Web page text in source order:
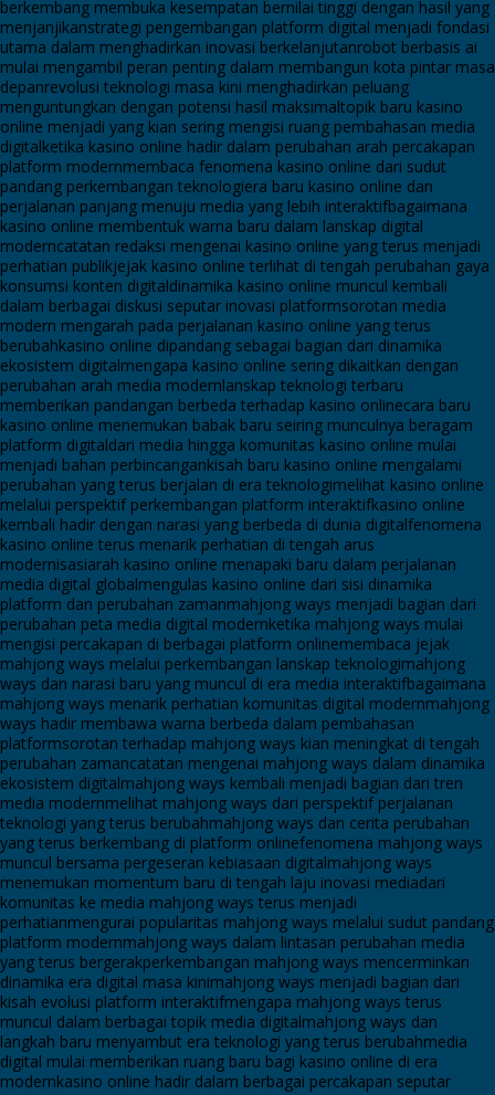
berkembang membuka kesempatan bernilai tinggi dengan hasil yang
menjanjikanstrategi pengembangan platform digital menjadi fondasi
utama dalam menghadirkan inovasi berkelanjutanrobot berbasis ai
mulai mengambil peran penting dalam membangun kota pintar masa
depanrevolusi teknologi masa kini menghadirkan peluang
menguntungkan dengan potensi hasil maksimaltopik baru kasino
online menjadi yang kian sering mengisi ruang pembahasan media
digitalketika kasino online hadir dalam perubahan arah percakapan
platform modernmembaca fenomena kasino online dari sudut
pandang perkembangan teknologiera baru kasino online dan
perjalanan panjang menuju media yang lebih interaktifbagaimana
kasino online membentuk warna baru dalam lanskap digital
moderncatatan redaksi mengenai kasino online yang terus menjadi
perhatian publikjejak kasino online terlihat di tengah perubahan gaya
konsumsi konten digitaldinamika kasino online muncul kembali
dalam berbagai diskusi seputar inovasi platformsorotan media
modern mengarah pada perjalanan kasino online yang terus
berubahkasino online dipandang sebagai bagian dari dinamika
ekosistem digitalmengapa kasino online sering dikaitkan dengan
perubahan arah media modernlanskap teknologi terbaru
memberikan pandangan berbeda terhadap kasino onlinecara baru
kasino online menemukan babak baru seiring munculnya beragam
platform digitaldari media hingga komunitas kasino online mulai
menjadi bahan perbincangankisah baru kasino online mengalami
perubahan yang terus berjalan di era teknologimelihat kasino online
melalui perspektif perkembangan platform interaktifkasino online
kembali hadir dengan narasi yang berbeda di dunia digitalfenomena
kasino online terus menarik perhatian di tengah arus
modernisasiarah kasino online menapaki baru dalam perjalanan
media digital globalmengulas kasino online dari sisi dinamika
platform dan perubahan zamanmahjong ways menjadi bagian dari
perubahan peta media digital modernketika mahjong ways mulai
mengisi percakapan di berbagai platform onlinemembaca jejak
mahjong ways melalui perkembangan lanskap teknologimahjong
ways dan narasi baru yang muncul di era media interaktifbagaimana
mahjong ways menarik perhatian komunitas digital modernmahjong
ways hadir membawa warna berbeda dalam pembahasan
platformsorotan terhadap mahjong ways kian meningkat di tengah
perubahan zamancatatan mengenai mahjong ways dalam dinamika
ekosistem digitalmahjong ways kembali menjadi bagian dari tren
media modernmelihat mahjong ways dari perspektif perjalanan
teknologi yang terus berubahmahjong ways dan cerita perubahan
yang terus berkembang di platform onlinefenomena mahjong ways
muncul bersama pergeseran kebiasaan digitalmahjong ways
menemukan momentum baru di tengah laju inovasi mediadari
komunitas ke media mahjong ways terus menjadi
perhatianmengurai popularitas mahjong ways melalui sudut pandang
platform modernmahjong ways dalam lintasan perubahan media
yang terus bergerakperkembangan mahjong ways mencerminkan
dinamika era digital masa kinimahjong ways menjadi bagian dari
kisah evolusi platform interaktifmengapa mahjong ways terus
muncul dalam berbagai topik media digitalmahjong ways dan
langkah baru menyambut era teknologi yang terus berubahmedia
digital mulai memberikan ruang baru bagi kasino online di era
modernkasino online hadir dalam berbagai percakapan seputar